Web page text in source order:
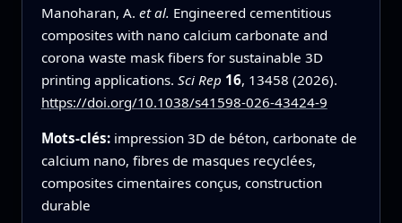
Manoharan, A. et al. Engineered cementitious
composites with nano calcium carbonate and
corona waste mask fibers for sustainable 3D
printing applications. Sci Rep 16, 13458 (2026).
https://doi.org/10.1038/s41598-026-43424-9
Mots-clés: impression 3D de béton, carbonate de
calcium nano, fibres de masques recyclées,
composites cimentaires conçus, construction
durable